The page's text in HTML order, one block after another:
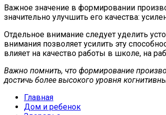
Важное значение в формировании
значительно улучшить его качества:
Отдельное внимание следует уделить
внимания позволяет усилить эту
влияет на качество работы в школе, на
Важно помнить, что формирование
достичь более высокого уровня
Главная
Дом и ребенок